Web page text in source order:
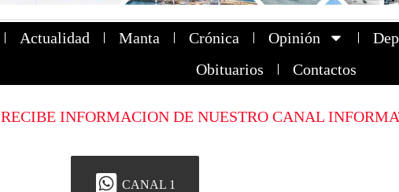
Actualidad Manta Crónica Opinión
Obituarios
Contactos
RECIBE INFORMACION DE NUESTRO CANAL
CANAL 1